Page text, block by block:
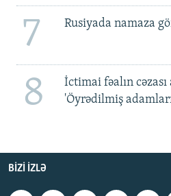
7 Rusiyada namaza
8
İctimai fəalın cəzası
'Öyrədilmiş
BIZI IZLƏ